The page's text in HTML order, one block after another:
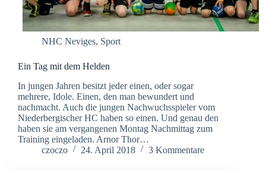
NHC Neviges, Sport
Ein Tag mit dem Helden
In jungen Jahren besitzt jeder einen, oder sogar
mehrere, Idole. Einen, den man bewundert und
nachmacht. Auch die jungen Nachwuchsspieler vom
Niederbergischer HC haben so einen. Und genau den
haben sie am vergangenen Montag Nachmittag zum
Training eingeladen. Arnor Thor…
czoczo
24. April 2018 3 Kommentare